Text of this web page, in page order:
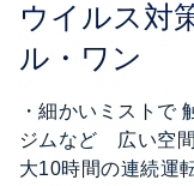
ウイルス対
ル・ワン
・細かいミストで
ジムなど 広い空
大10時間の連続運